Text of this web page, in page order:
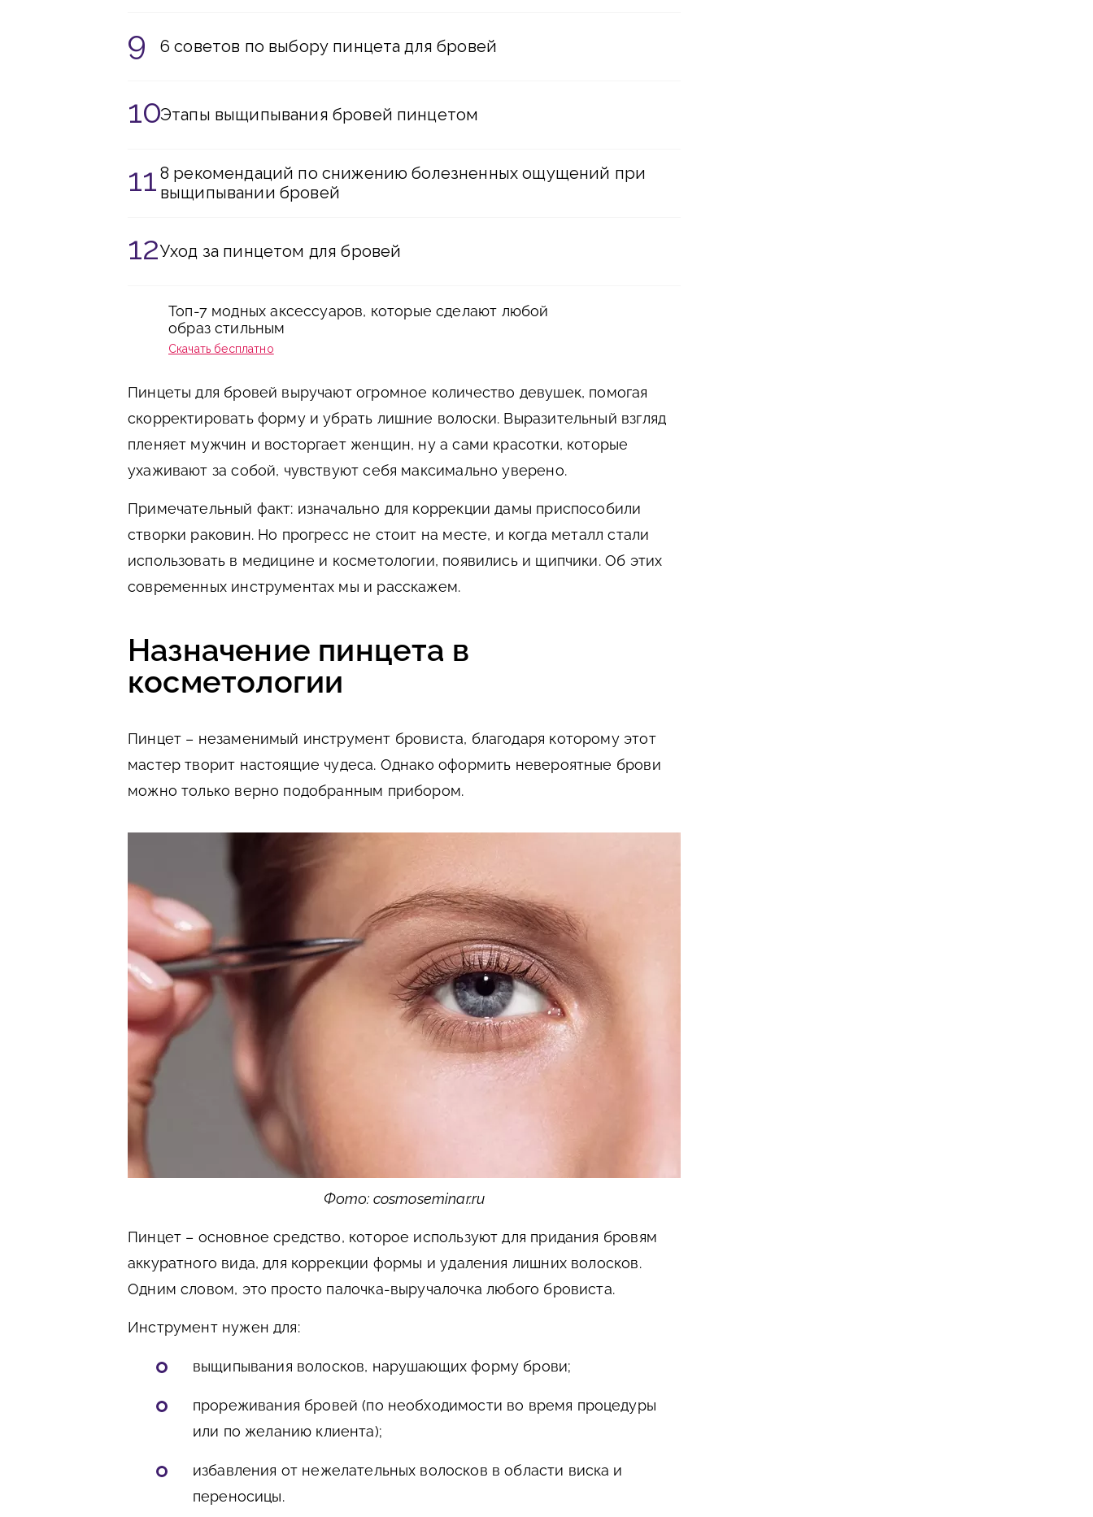
6 советов по выбору пинцета для бровей
Этапы выщипывания бровей пинцетом
8 рекомендаций по снижению болезненных ощущений при
выщипывании бровей
Уход за пинцетом для бровей
Топ-7 модных аксессуаров, которые сделают любой
образ стильным
Скачать бесплатно
Пинцеты для бровей выручают огромное количество девушек, помогая
скорректировать форму и убрать лишние волоски. Выразительный взгляд
пленяет мужчин и восторгает женщин, ну а сами красотки, которые
ухаживают за собой, чувствуют себя максимально уверено.
Примечательный факт: изначально для коррекции дамы приспособили
створки раковин. Но прогресс не стоит на месте, и когда металл стали
использовать в медицине и косметологии, появились и щипчики. Об этих
современных инструментах мы и расскажем.
Назначение пинцета в
косметологии
Пинцет – незаменимый инструмент бровиста, благодаря которому этот
мастер творит настоящие чудеса. Однако оформить невероятные брови
можно только верно подобранным прибором.
Фото: cosmoseminar.ru
Пинцет – основное средство, которое используют для придания бровям
аккуратного вида, для коррекции формы и удаления лишних волосков.
Одним словом, это просто палочка-выручалочка любого бровиста.
Инструмент нужен для:
выщипывания волосков, нарушающих форму брови;
прореживания бровей (по необходимости во время процедуры
или по желанию клиента);
избавления от нежелательных волосков в области виска и
переносицы.